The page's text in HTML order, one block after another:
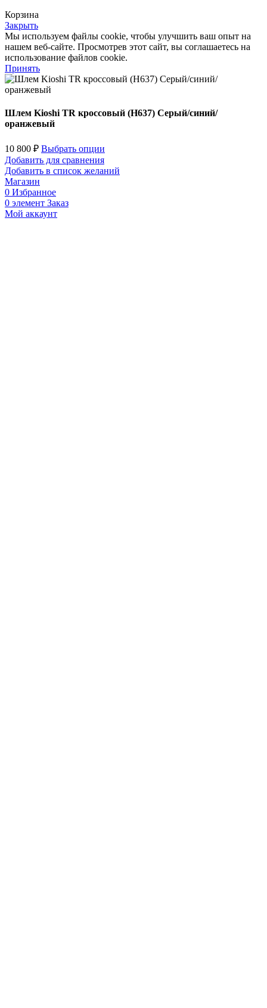
Корзина
Закрыть
Мы используем файлы cookie, чтобы улучшить ваш опыт на
нашем веб-сайте. Просмотрев этот сайт, вы соглашаетесь на
использование файлов cookie.
Принять
Шлем Kioshi TR кроссовый (H637) Серый/синий/
оранжевый
10 800 ₽ Выбрать опции
Добавить для сравнения
Добавить в список желаний
Магазин
0 Избранное
0 элемент Заказ
Мой аккаунт